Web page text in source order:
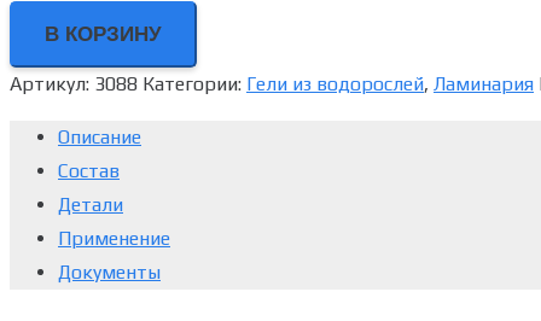
В КОРЗИНУ
Артикул: 3088 Категории: Гели из водорослей, Ламинария
Описание
Состав
Детали
Применение
Документы